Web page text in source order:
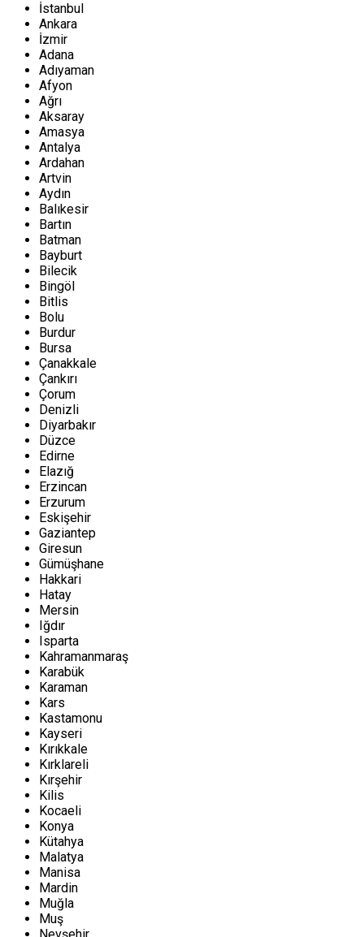
İstanbul
Ankara
İzmir
Adana
Adıyaman
Afyon
Ağrı
Aksaray
Amasya
Antalya
Ardahan
Artvin
Aydın
Balıkesir
Bartın
Batman
Bayburt
Bilecik
Bingöl
Bitlis
Bolu
Burdur
Bursa
Çanakkale
Çankırı
Çorum
Denizli
Diyarbakır
Düzce
Edirne
Elazığ
Erzincan
Erzurum
Eskişehir
Gaziantep
Giresun
Gümüşhane
Hakkari
Hatay
Mersin
Iğdır
Isparta
Kahramanmaraş
Karabük
Karaman
Kars
Kastamonu
Kayseri
Kırıkkale
Kırklareli
Kırşehir
Kilis
Kocaeli
Konya
Kütahya
Malatya
Manisa
Mardin
Muğla
Muş